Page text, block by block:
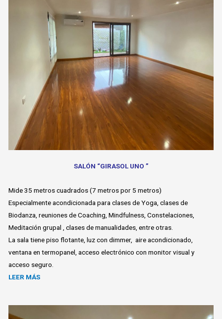
SALÓN “GIRASOL UNO ”
Mide 35 metros cuadrados (7 metros por 5 metros)
Especialmente acondicionada para clases de Yoga, clases de
Biodanza, reuniones de Coaching, Mindfulness, Constelaciones,
Meditación grupal , clases de manualidades, entre otras.
La sala tiene piso flotante, luz con dimmer, aire acondicionado,
ventana en termopanel, acceso electrónico con monitor visual y
acceso seguro.
LEER MÁS